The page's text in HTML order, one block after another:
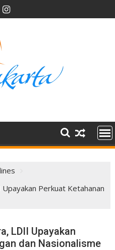
Perkuat Ketahanan
LDII Upayakan
dan Nasionalisme